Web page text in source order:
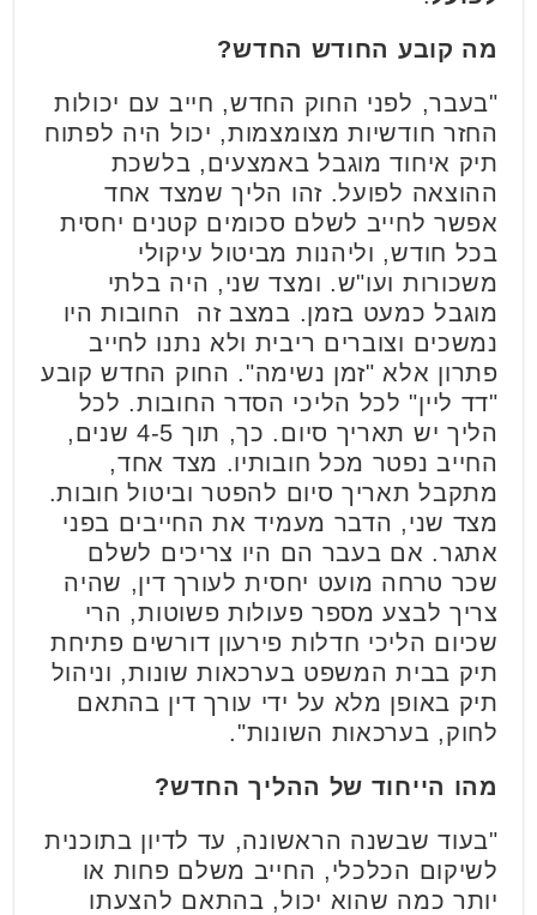
מה קובע החודש החדש?
"בעבר, לפני החוק החדש, חייב עם יכולות
החזר חודשיות מצומצמות, יכול היה לפתוח
תיק איחוד מוגבל באמצעים, בלשכת
ההוצאה לפועל. זהו הליך שמצד אחד
אפשר לחייב לשלם סכומים קטנים יחסית
בכל חודש, וליהנות מביטול עיקולי
משכורות ועו"ש. ומצד שני, היה בלתי
מוגבל כמעט בזמן. במצב זה החובות היו
נמשכים וצוברים ריבית ולא נתנו לחייב
פתרון אלא "זמן נשימה". החוק החדש קובע
"דד ליין" לכל הליכי הסדר החובות. לכל
הליך יש תאריך סיום. כך, תוך 4-5 שנים,
החייב נפטר מכל חובותיו. מצד אחד,
מתקבל תאריך סיום להפטר וביטול חובות.
מצד שני, הדבר מעמיד את החייבים בפני
אתגר. אם בעבר הם היו צריכים לשלם
שכר טרחה מועט יחסית לעורך דין, שהיה
צריך לבצע מספר פעולות פשוטות, הרי
שכיום הליכי חדלות פירעון דורשים פתיחת
תיק בבית המשפט בערכאות שונות, וניהול
תיק באופן מלא על ידי עורך דין בהתאם
לחוק, בערכאות השונות".
מהו הייחוד של ההליך החדש?
"בעוד שבשנה הראשונה, עד לדיון בתוכנית
לשיקום הכלכלי, החייב משלם פחות או
יותר כמה שהוא יכול, בהתאם להצעתו